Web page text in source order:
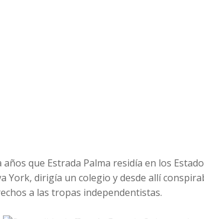
años que Estrada Palma residía en los
York, dirigía un colegio y desde allí
a las tropas independentistas.